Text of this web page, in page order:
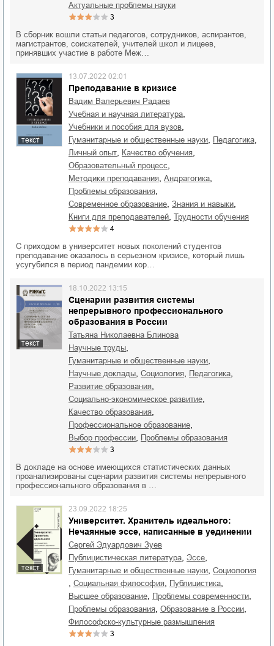
актуальные проблемы науки
3
В сборник вошли статьи педагогов, сотрудников, аспирантов,
магистрантов, соискателей, учителей школ и лицеев,
принявших участие в работе Меж…
текст
Преподавание в кризисе
13.07.2022 02:01
Вадим Валерьевич Радаев
учебная и научная литература
учебники и пособия для вузов
гуманитарные и общественные науки педагогика
личный опыт качество обучения
образовательный процесс
методики преподавания андрагогика
проблемы образования
современное образование знания и навыки
книги для преподавателей трудности обучения
4
С приходом в университет новых поколений студентов
преподавание оказалось в серьезном кризисе, который лишь
усугубился в период пандемии кор…
текст
Сценарии развития системы
непрерывного профессионального
образования в России
18.10.2022 13:15
Татьяна Николаевна Блинова
научные труды
гуманитарные и общественные науки
научные доклады социология педагогика
развитие образования
социально-экономическое развитие
качество образования
профессиональное образование
выбор профессии проблемы образования
3
В докладе на основе имеющихся статистических данных
проанализированы сценарии развития системы непрерывного
профессионального образования в …
текст
Университет. Хранитель идеального:
Нечаянные эссе, написанные в уединении
23.09.2022 18:25
Сергей Эдуардович Зуев
публицистическая литература
эссе
гуманитарные и общественные науки социология
социальная философия публицистика
высшее образование проблемы современности
проблемы образования образование в России
философско-культурные размышления
3